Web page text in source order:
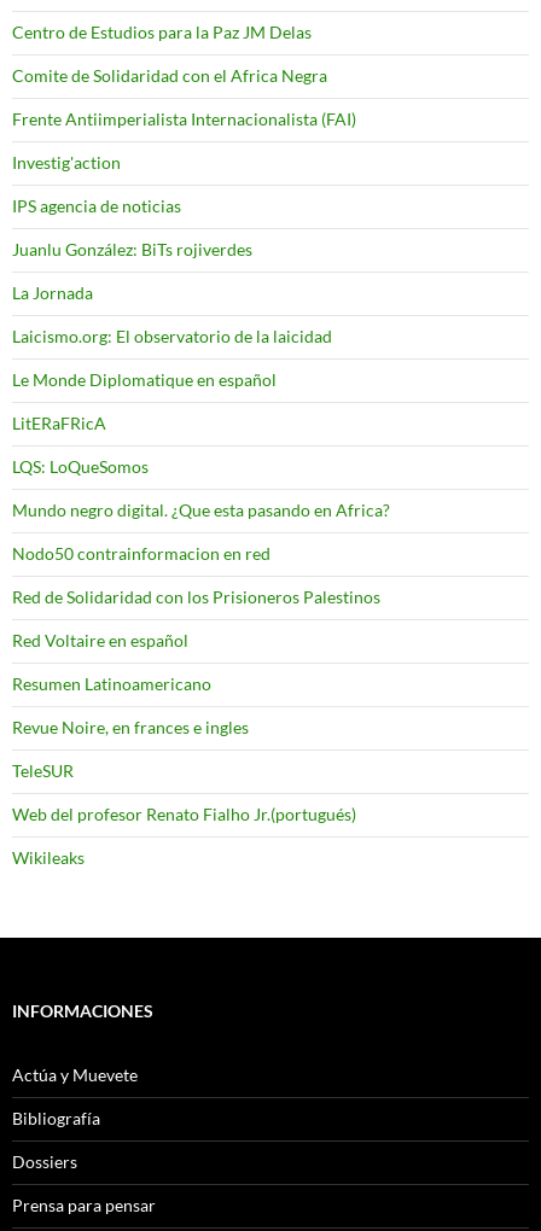
Centro de Estudios para la Paz JM Delas
Comite de Solidaridad con el Africa Negra
Frente Antiimperialista Internacionalista (FAI)
Investig'action
IPS agencia de noticias
Juanlu González: BiTs rojiverdes
La Jornada
Laicismo.org: El observatorio de la laicidad
Le Monde Diplomatique en español
LitERaFRicA
LQS: LoQueSomos
Mundo negro digital. ¿Que esta pasando en Africa?
Nodo50 contrainformacion en red
Red de Solidaridad con los Prisioneros Palestinos
Red Voltaire en español
Resumen Latinoamericano
Revue Noire, en frances e ingles
TeleSUR
Web del profesor Renato Fialho Jr.(portugués)
Wikileaks
INFORMACIONES
Actúa y Muevete
Bibliografía
Dossiers
Prensa para pensar